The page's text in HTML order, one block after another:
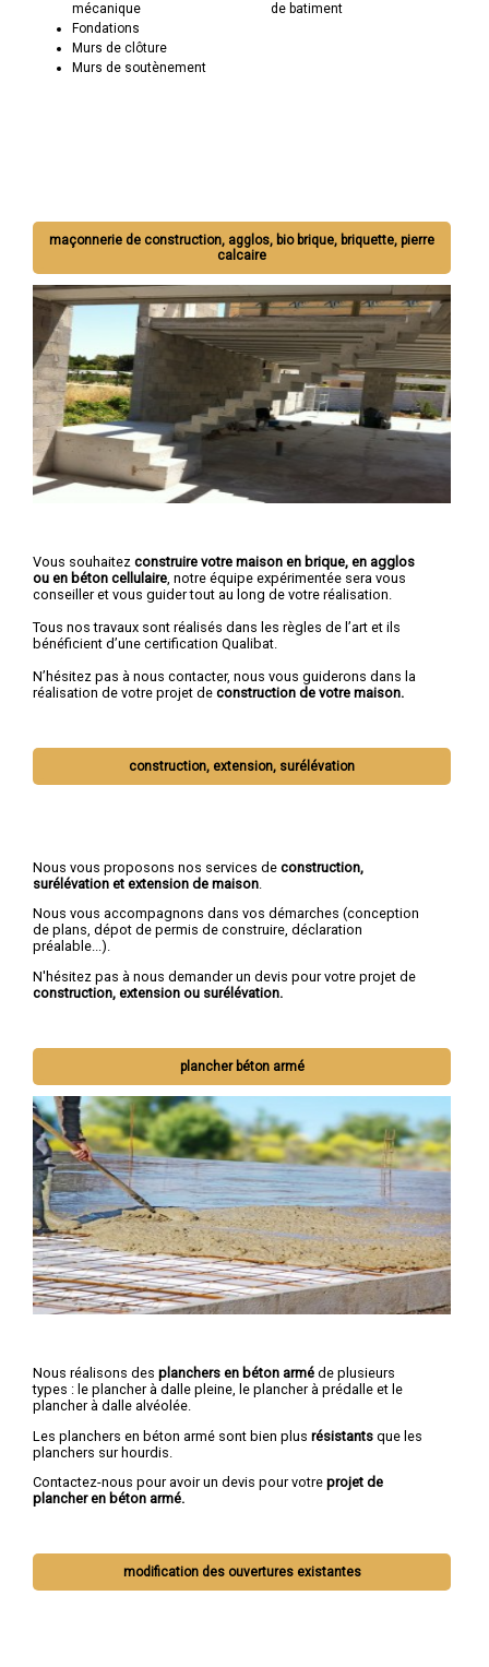
mécanique
Fondations
Murs de clôture
Murs de soutènement
de batiment
maçonnerie de construction, agglos, bio brique, briquette, pierre
calcaire
Vous souhaitez construire votre maison en brique, en agglos
ou en béton cellulaire , notre équipe expérimentée sera vous
conseiller et vous guider tout au long de votre réalisation.
Tous nos travaux sont réalisés dans les règles de l’art et ils
bénéficient d’une certification Qualibat.
N’hésitez pas à nous contacter, nous vous guiderons dans la
réalisation de votre projet de construction de votre maison.
construction, extension, surélévation
Nous vous proposons nos services de construction,
surélévation et extension de maison
Nous vous accompagnons dans vos démarches (conception
de plans, dépot de permis de construire, déclaration
préalable...).
N'hésitez pas à nous demander un devis pour votre projet de
construction, extension ou surélévation.
plancher béton armé
Nous réalisons des planchers en béton armé de plusieurs
types : le plancher à dalle pleine, le plancher à prédalle et le
plancher à dalle alvéolée.
Les planchers en béton armé sont bien plus résistants que les
planchers sur hourdis.
Contactez-nous pour avoir un devis pour votre projet de
plancher en béton armé.
modification des ouvertures existantes